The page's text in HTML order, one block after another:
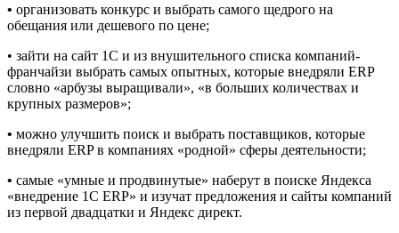
• организовать конкурс и выбрать самого щедрого на
обещания или дешевого по цене;
• зайти на сайт 1С и из внушительного списка компаний-
франчайзи выбрать самых опытных, которые внедряли ERP
словно «арбузы выращивали», «в больших количествах и
крупных размеров»;
• можно улучшить поиск и выбрать поставщиков, которые
внедряли ERP в компаниях «родной» сферы деятельности;
• самые «умные и продвинутые» наберут в поиске Яндекса
«внедрение 1C ERP» и изучат предложения и сайты компаний
из первой двадцатки и Яндекс директ.